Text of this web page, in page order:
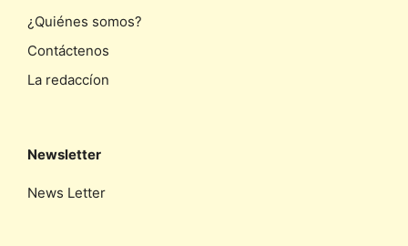
¿Quiénes somos?
Contáctenos
La redaccíon
Newsletter
News Letter